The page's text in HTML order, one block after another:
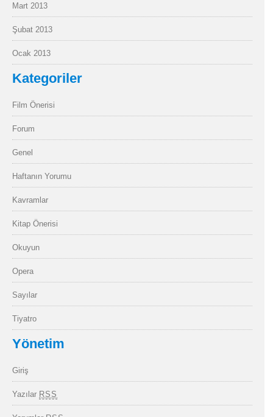
Mart 2013
Şubat 2013
Ocak 2013
Kategoriler
Film Önerisi
Forum
Genel
Haftanın Yorumu
Kavramlar
Kitap Önerisi
Okuyun
Opera
Sayılar
Tiyatro
Yönetim
Giriş
Yazılar RSS